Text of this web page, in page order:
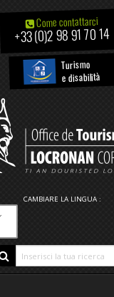
Come contattarci
+33 (0)2 98 91 70 14
Turismo
e disabilità
CAMBIARE LA LINGUA :